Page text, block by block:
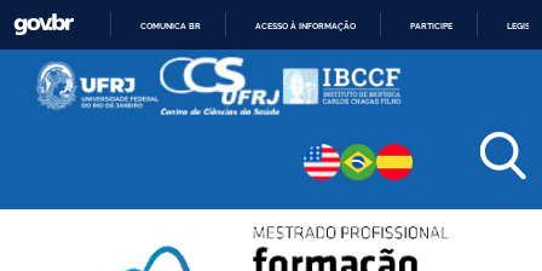
PARA
O
CONTEÚDO
COMUNICA BR ACESSO À INFORMAÇÃO PARTICIPE